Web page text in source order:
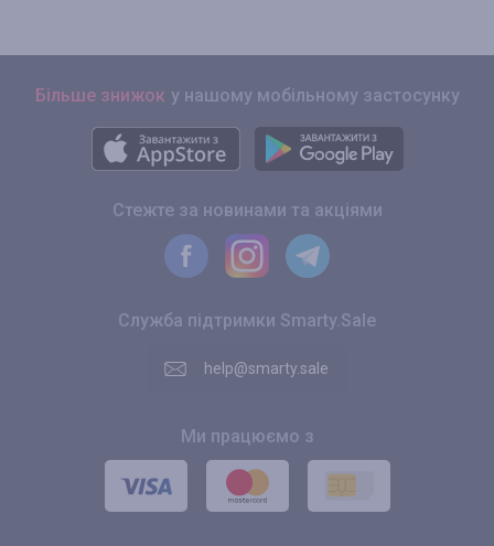
Більше знижок у нашому мобільному застосунку
Стежте за новинами та акціями
Служба підтримки Smarty.Sale
help@smarty.sale
Ми працюємо з